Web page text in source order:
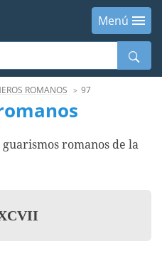
Menú
ROMANOS 97
romanos de la